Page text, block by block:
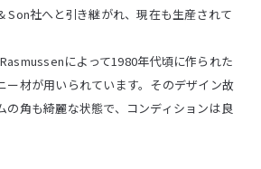
Son社へと引き継がれ、現在も生産されて
によって1980年代頃に作られた
ー材が用いられています。そのデザイン故
の角も綺麗な状態で、コンディションは良